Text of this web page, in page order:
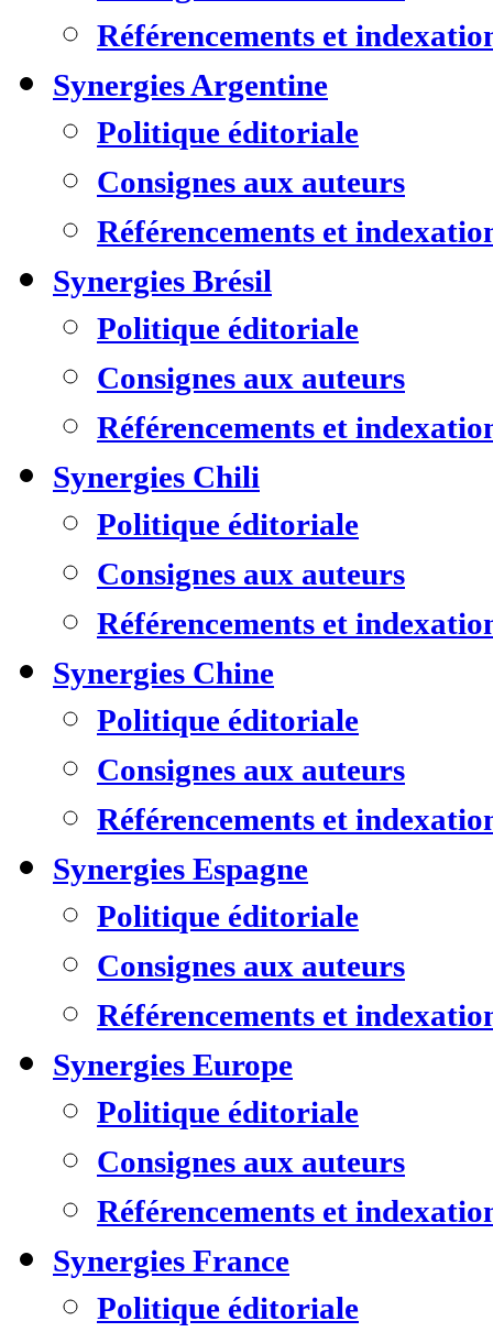
Référencements et
Synergies Argentine
Politique éditoriale
Consignes aux auteurs
Référencements et
Synergies Brésil
Politique éditoriale
Consignes aux auteurs
Référencements et
Synergies Chili
Politique éditoriale
Consignes aux auteurs
Référencements et
Synergies Chine
Politique éditoriale
Consignes aux auteurs
Référencements et
Synergies Espagne
Politique éditoriale
Consignes aux auteurs
Référencements et
Synergies Europe
Politique éditoriale
Consignes aux auteurs
Référencements et
Synergies France
Politique éditoriale